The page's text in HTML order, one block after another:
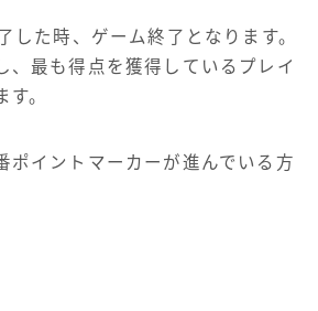
した時、ゲーム終了となります。
、最も得点を獲得しているプレイ
。
ポイントマーカーが進んでいる方